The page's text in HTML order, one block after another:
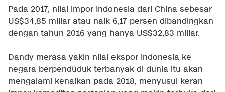
Pada 2017, nilai impor Indonesia dari China sebesar
US$34,85 miliar atau naik 6,17 persen dibandingkan
dengan tahun 2016 yang hanya US$32,83 miliar.
Dandy merasa yakin nilai ekspor Indonesia ke
negara berpenduduk terbanyak di dunia itu akan
mengalami kenaikan pada 2018, menyusul keran